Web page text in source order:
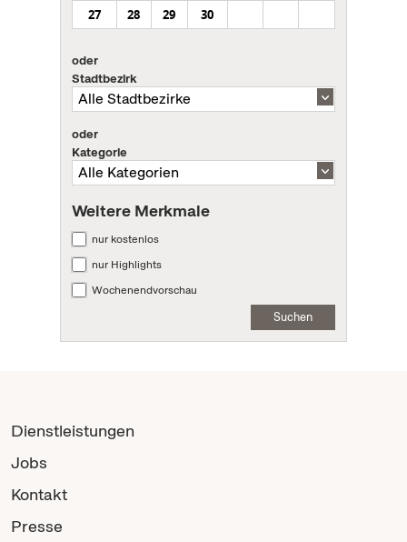
27
28 29 30
oder
Stadtbezirk
oder
Kategorie
Weitere Merkmale
nur kostenlos
nur Highlights
Wochenendvorschau
Suchen
Dienstleistungen
Jobs
Kontakt
Presse